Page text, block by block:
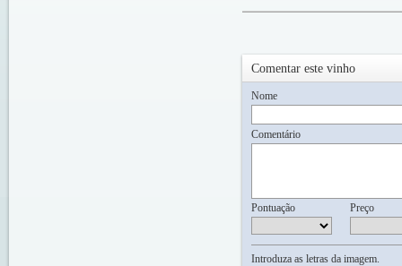
Comentar este vinho
Nome
Comentário
Pontuação Preço
Introduza as letras da imagem.